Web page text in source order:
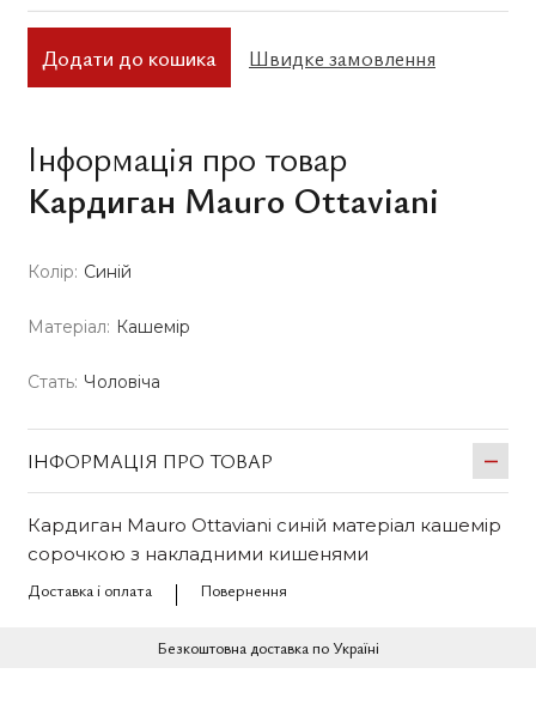
Додати до кошика Швидке замовлення
Інформація про товар
Кардиган Mauro Ottaviani
Колір: Синій
Матеріал: Кашемір
Стать: Чоловіча
ІНФОРМАЦІЯ ПРО ТОВАР
Кардиган Mauro Ottaviani синій матеріал кашемір
сорочкою з накладними кишенями
Доставка і оплата
Повернення
Безкоштовна доставка по Україні